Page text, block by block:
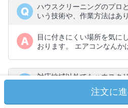
ハウスクリーニングのプロ
いう技術や、作業方法はあ
目に付きにくい場所を気に
おります。 エアコンなんか
対応地域以外でもハウスク
は可能ですか？出張費など
注文に